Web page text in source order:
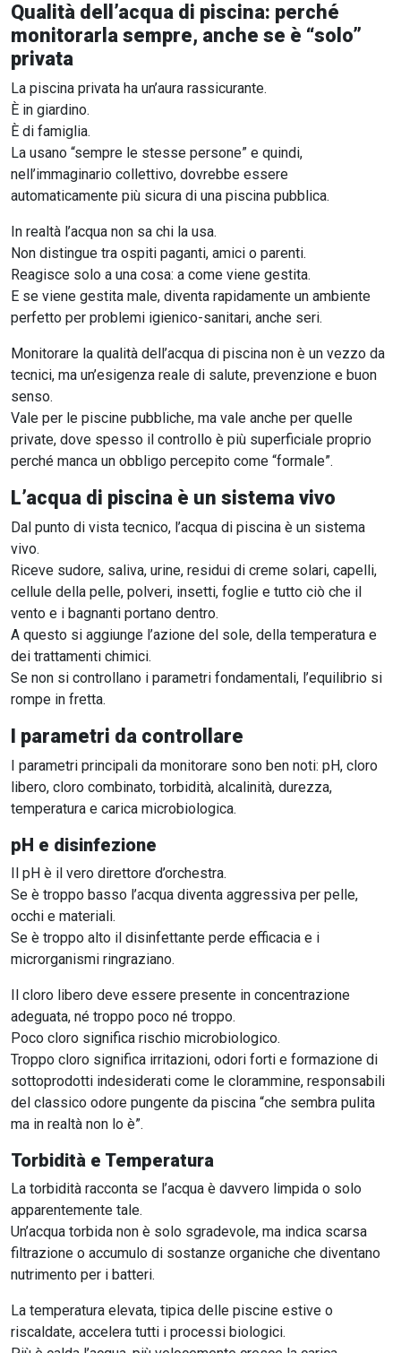
Qualità dell’acqua di piscina: perché
monitorarla sempre, anche se è “solo”
privata
La piscina privata ha un’aura rassicurante.
È in giardino.
È di famiglia.
La usano “sempre le stesse persone” e quindi,
nell’immaginario collettivo, dovrebbe essere
automaticamente più sicura di una piscina pubblica.
In realtà l’acqua non sa chi la usa.
Non distingue tra ospiti paganti, amici o parenti.
Reagisce solo a una cosa: a come viene gestita.
E se viene gestita male, diventa rapidamente un ambiente
perfetto per problemi igienico-sanitari, anche seri.
Monitorare la qualità dell’acqua di piscina non è un vezzo da
tecnici, ma un’esigenza reale di salute, prevenzione e buon
senso.
Vale per le piscine pubbliche, ma vale anche per quelle
private, dove spesso il controllo è più superficiale proprio
perché manca un obbligo percepito come “formale”.
L’acqua di piscina è un sistema vivo
Dal punto di vista tecnico, l’acqua di piscina è un sistema
vivo.
Riceve sudore, saliva, urine, residui di creme solari, capelli,
cellule della pelle, polveri, insetti, foglie e tutto ciò che il
vento e i bagnanti portano dentro.
A questo si aggiunge l’azione del sole, della temperatura e
dei trattamenti chimici.
Se non si controllano i parametri fondamentali, l’equilibrio si
rompe in fretta.
I parametri da controllare
I parametri principali da monitorare sono ben noti: pH, cloro
libero, cloro combinato, torbidità, alcalinità, durezza,
temperatura e carica microbiologica.
pH e disinfezione
Il pH è il vero direttore d’orchestra.
Se è troppo basso l’acqua diventa aggressiva per pelle,
occhi e materiali.
Se è troppo alto il disinfettante perde efficacia e i
microrganismi ringraziano.
Il cloro libero deve essere presente in concentrazione
adeguata, né troppo poco né troppo.
Poco cloro significa rischio microbiologico.
Troppo cloro significa irritazioni, odori forti e formazione di
sottoprodotti indesiderati come le clorammine, responsabili
del classico odore pungente da piscina “che sembra pulita
ma in realtà non lo è”.
Torbidità e Temperatura
La torbidità racconta se l’acqua è davvero limpida o solo
apparentemente tale.
Un’acqua torbida non è solo sgradevole, ma indica scarsa
filtrazione o accumulo di sostanze organiche che diventano
nutrimento per i batteri.
La temperatura elevata, tipica delle piscine estive o
riscaldate, accelera tutti i processi biologici.